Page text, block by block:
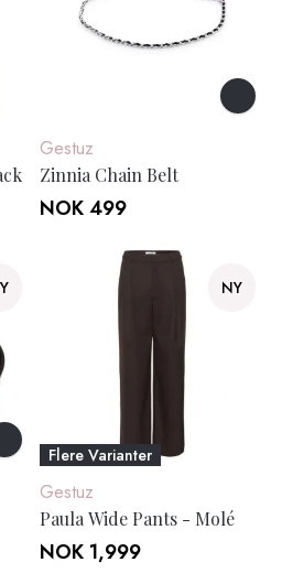
Gestuz
Zinnia Chain Belt
NOK 499
NY
Flere Varianter
Gestuz
Paula Wide Pants - Molé
NOK 1,999